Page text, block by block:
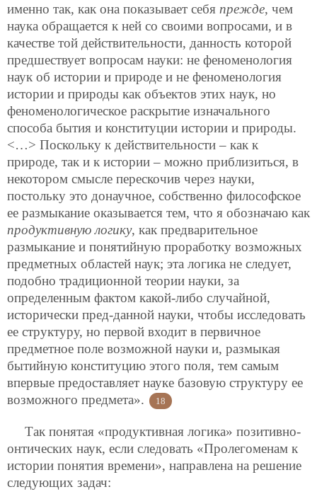
именно так, как она показывает себя прежде, чем
наука обращается к ней со своими вопросами, и в
качестве той действительности, данность которой
предшествует вопросам науки: не феноменология
наук об истории и природе и не феноменология
истории и природы как объектов этих наук, но
феноменологическое раскрытие изначального
способа бытия и конституции истории и природы.
<…> Поскольку к действительности – как к
природе, так и к истории – можно приблизиться, в
некотором смысле перескочив через науки,
постольку это донаучное, собственно философское
ее размыкание оказывается тем, что я обозначаю как
продуктивную логику, как предварительное
размыкание и понятийную проработку возможных
предметных областей наук; эта логика не следует,
подобно традиционной теории науки, за
определенным фактом какой-либо случайной,
исторически пред-данной науки, чтобы исследовать
ее структуру, но первой входит в первичное
предметное поле возможной науки и, размыкая
бытийную конституцию этого поля, тем самым
впервые предоставляет науке базовую структуру ее
возможного предмета».
18
Так понятая «продуктивная логика» позитивно-
онтических наук, если следовать «Пролегоменам к
истории понятия времени», направлена на решение
следующих задач: